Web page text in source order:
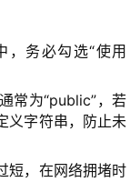
，务必勾选“使用
常为“public”，若
义字符串，防止未
短，在网络拥堵时